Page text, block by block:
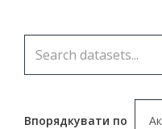
Впорядкувати по